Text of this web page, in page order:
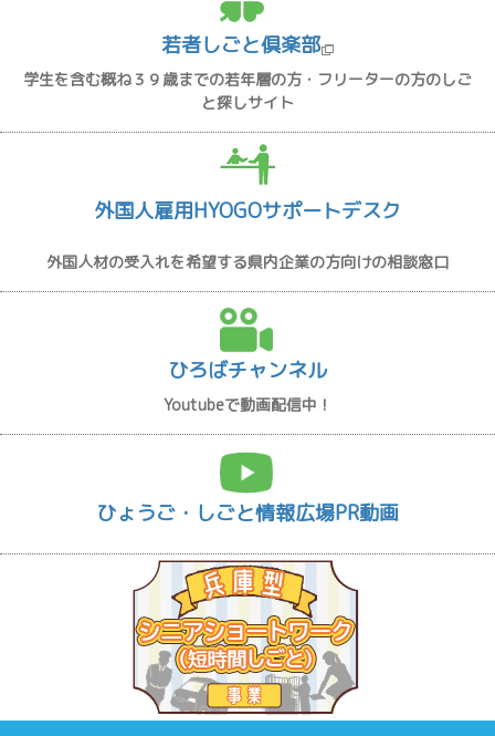
若者しごと倶楽部
学生を含む概ね３９歳までの若年層の方・フリーターの方のしご
と探しサイト
外国人雇用HYOGOサポートデスク
外国人材の受入れを希望する県内企業の方向けの相談窓口
ひろばチャンネル
Youtubeで動画配信中！
ひょうご・しごと情報広場PR動画